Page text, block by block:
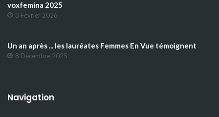
voxfemina 2025
3 Février 2026
Un an après ... les lauréates Femmes En Vue témoignent
8 Décembre 2025
Navigation